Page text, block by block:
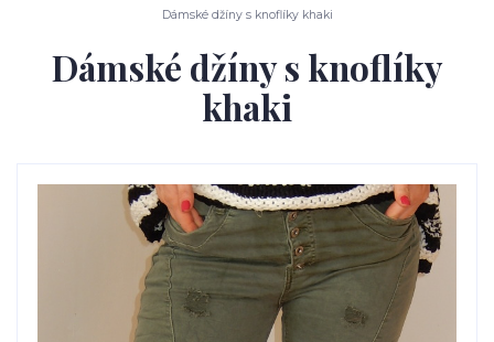
Dámské džíny s knoflíky khaki
Dámské džíny s knoflíky
khaki